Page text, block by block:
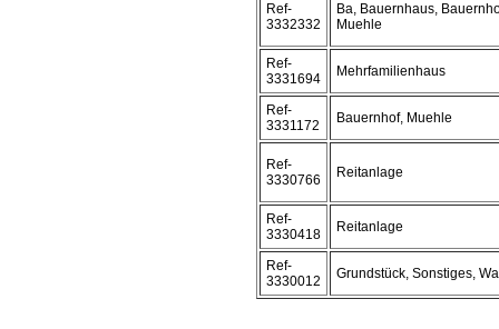
Ref-
3332332
Ba, Bauernhaus,
Muehle
Ref-
3331694
Mehrfamilienhaus
Ref-
3331172
Bauernhof, Muehle
Ref-
3330766
Reitanlage
Ref-
3330418
Reitanlage
Ref-
3330012
Grundstück, Sonstiges,